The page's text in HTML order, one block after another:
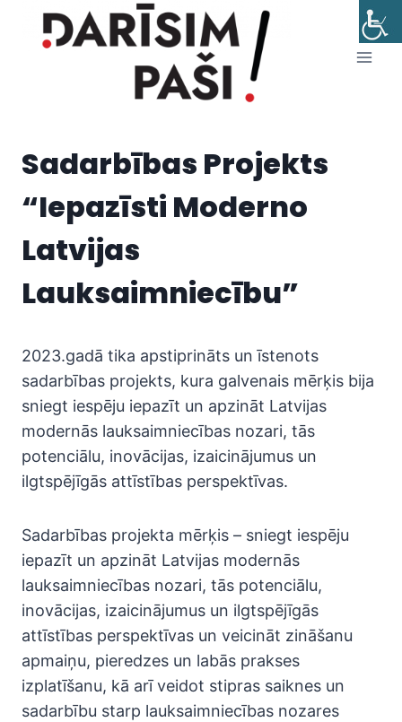
Sadarbības Projekts
“Iepazīsti Moderno
Latvijas
Lauksaimniecību”
2023.gadā tika apstiprināts un īstenots
sadarbības projekts, kura galvenais mērķis bija
sniegt iespēju iepazīt un apzināt Latvijas
modernās lauksaimniecības nozari, tās
potenciālu, inovācijas, izaicinājumus un
ilgtspējīgās attīstības perspektīvas.
Sadarbības projekta mērķis – sniegt iespēju
iepazīt un apzināt Latvijas modernās
lauksaimniecības nozari, tās potenciālu,
inovācijas, izaicinājumus un ilgtspējīgās
attīstības perspektīvas un veicināt zināšanu
apmaiņu, pieredzes un labās prakses
izplatīšanu, kā arī veidot stipras saiknes un
sadarbību starp lauksaimniecības nozares